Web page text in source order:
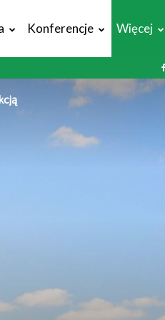
Konferencje Więcej